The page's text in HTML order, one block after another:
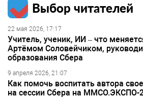
Выбор читателей
22 мая 2026, 17:17
Учитель, ученик, ИИ – что
Артёмом Соловейчиком,
образования Сбера
9 апреля 2026, 21:07
Как помочь воспитать автора
на сессии Сбера на ММСО.ЭКСПО-